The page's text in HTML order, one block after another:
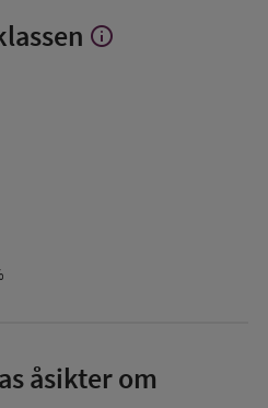
Visa
info
åsikter om